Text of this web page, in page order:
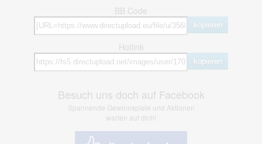
BB Code
kopieren
Hotlink
kopieren
Besuch uns doch auf Facebook
Spannende Gewinnspiele und Aktionen
warten auf dich!